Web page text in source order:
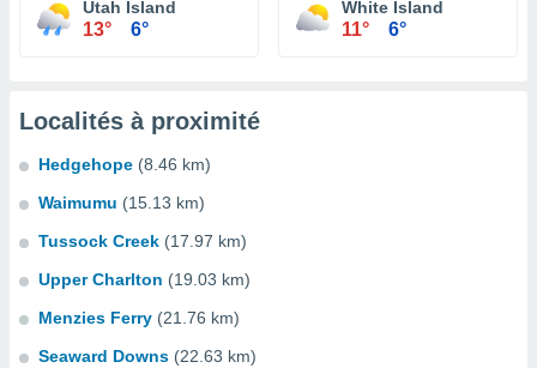
Utah Island
13° 6°
White Island
11° 6°
Localités à proximité
Hedgehope (8.46 km)
Waimumu (15.13 km)
Tussock Creek (17.97 km)
Upper Charlton (19.03 km)
Menzies Ferry (21.76 km)
Seaward Downs (22.63 km)